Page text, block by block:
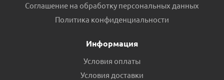
Соглашение на обработку персональных данных
Политика конфиденциальности
Информация
Условия оплаты
Условия доставки